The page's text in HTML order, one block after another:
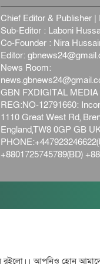
Chief Editor & Publisher
Sub-Editor : Laboni
Co-Founder : Nira
Editor:
News Room:
GBN FXDIGITAL
REG:NO-12791660:
1110 Great West Rd,
England,TW8 0GP GB
+8801725745789(BD)
হোন আমাদের সঙ্গী।